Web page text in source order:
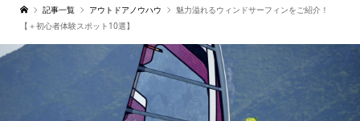
記事一覧 アウトドアノウハウ
魅力溢れるウィンドサーフィンをご紹介！
【＋初心者体験スポット10選】